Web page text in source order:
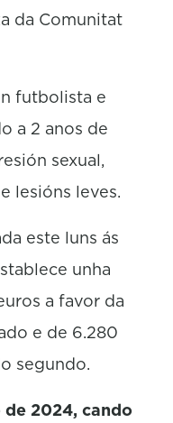
da Comunitat
futbolista e
a 2 anos de
sexual,
lesións leves.
este luns ás
unha
a favor da
e de 6.280
segundo.
2024, cando